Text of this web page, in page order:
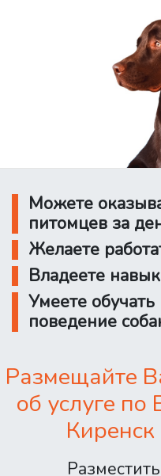
Можете
питомцев за
Желаете
Владеете
Умеете
поведение
Размещайте
об услуге по
Киренск